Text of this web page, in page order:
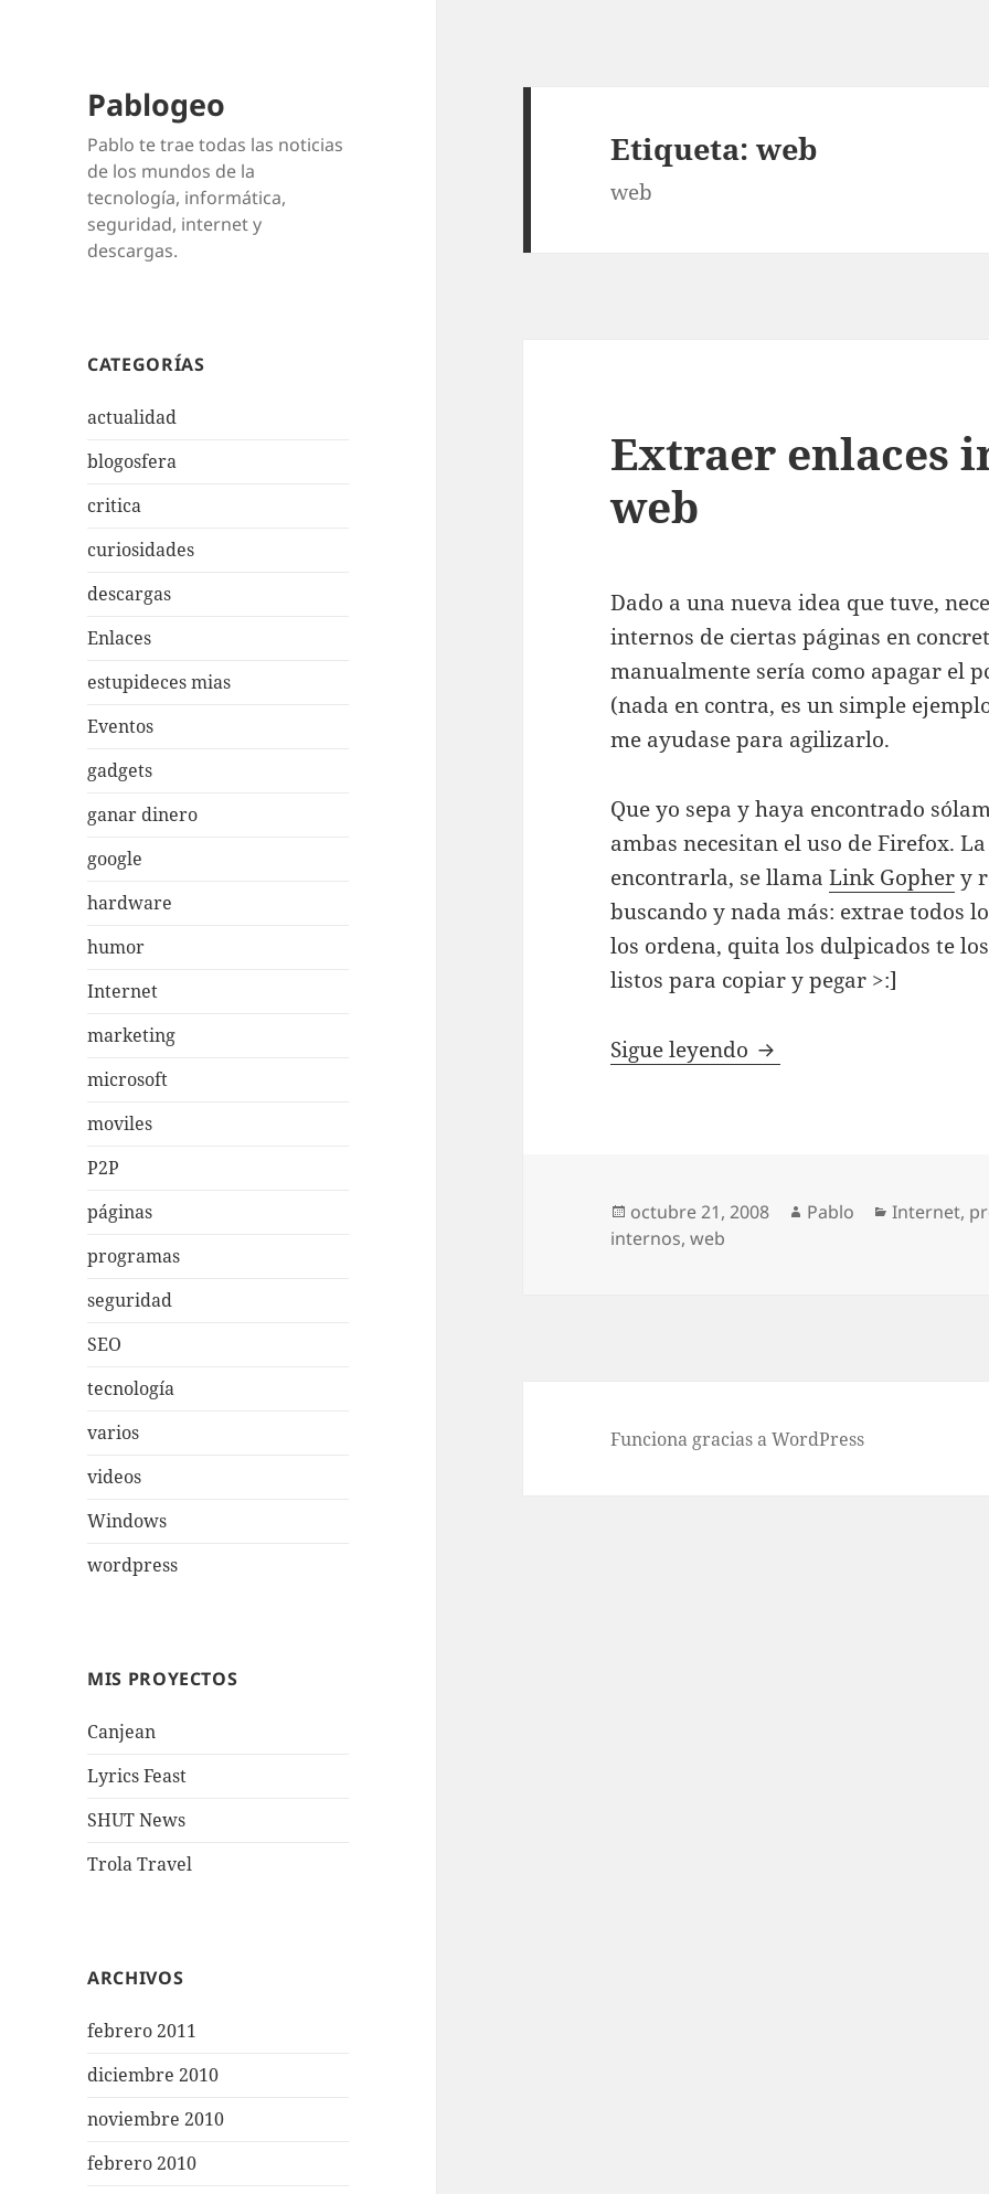
Pablogeo
Pablo te trae todas las noticias
de los mundos de la
tecnología, informática,
seguridad, internet y
descargas.
CATEGORÍAS
actualidad
blogosfera
critica
curiosidades
descargas
Enlaces
estupideces mias
Eventos
gadgets
ganar dinero
google
hardware
humor
Internet
marketing
microsoft
moviles
P2P
páginas
programas
seguridad
SEO
tecnología
varios
videos
Windows
wordpress
MIS PROYECTOS
Canjean
Lyrics Feast
SHUT News
Trola Travel
ARCHIVOS
febrero 2011
diciembre 2010
noviembre 2010
febrero 2010
Etiqueta:web
web
Extraer enlaces
web
Dado a una nueva idea que tuve,
internos de ciertas páginas en
manualmente sería como apagar el
(nada en contra, es un simple
me ayudase para agilizarlo.
Que yo sepa y haya encontrado
ambas necesitan el uso de Firefox.
encontrarla, se llamaLink Gophery
buscando y nada más: extrae todos
los ordena, quita los dulpicados te
listos para copiar y pegar >:]
Sigue leyendo Extraer enlaces
Publicado
el
octubre 21, 2008 Autor
Pablo Categorías
Internet,
internos,web
Funciona gracias a WordPress